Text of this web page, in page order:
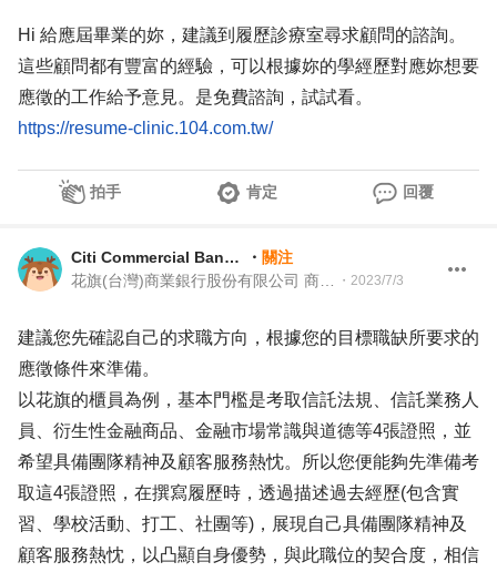
Hi 給應屆畢業的妳，建議到履歷診療室尋求顧問的諮詢。
這些顧問都有豐富的經驗，可以根據妳的學經歷對應妳想要
應徵的工作給予意見。是免費諮詢，試試看。
https://resume-clinic.104.com.tw/
拍手 肯定 回覆
Citi Commercial Bank Talent Acquisition Team ・ 關注
・ 2023/7/3
建議您先確認自己的求職方向，根據您的目標職缺所要求的
應徵條件來準備。
以花旗的櫃員為例，基本門檻是考取信託法規、信託業務人
員、衍生性金融商品、金融市場常識與道德等4張證照，並
希望具備團隊精神及顧客服務熱忱。所以您便能夠先準備考
取這4張證照，在撰寫履歷時，透過描述過去經歷(包含實
習、學校活動、打工、社團等)，展現自己具備團隊精神及
顧客服務熱忱，以凸顯自身優勢，與此職位的契合度，相信